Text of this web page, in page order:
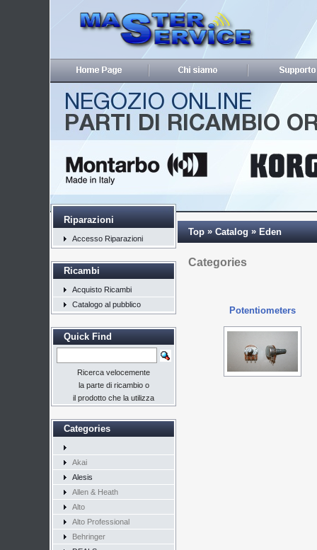
Riparazioni
Accesso Riparazioni
Ricambi
Acquisto Ricambi
Catalogo al pubblico
Quick Find
Ricerca velocemente
la parte di ricambio o
il prodotto che la utilizza
Categories
Akai
Alesis
Allen & Heath
Alto
Alto Professional
Behringer
Top»Catalog»Eden
Categories
Potentiometers